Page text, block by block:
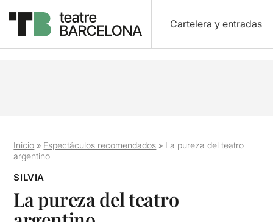
Cartelera y entradas
Inicio » Espectáculos recomendados » La pureza del teatro
argentino
SILVIA
La pureza del teatro